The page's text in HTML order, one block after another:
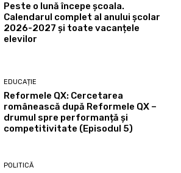
Peste o lună începe școala.
Calendarul complet al anului școlar
2026-2027 și toate vacanțele
elevilor
EDUCAȚIE
Reformele QX: Cercetarea
românească după Reformele QX –
drumul spre performanță și
competitivitate (Episodul 5)
POLITICĂ